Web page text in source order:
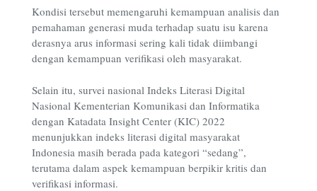
Kondisi tersebut memengaruhi kemampuan analisis dan
pemahaman generasi muda terhadap suatu isu karena
derasnya arus informasi sering kali tidak diimbangi
dengan kemampuan verifikasi oleh masyarakat.
Selain itu, survei nasional Indeks Literasi Digital
Nasional Kementerian Komunikasi dan Informatika
dengan Katadata Insight Center (KIC) 2022
menunjukkan indeks literasi digital masyarakat
Indonesia masih berada pada kategori “sedang”,
terutama dalam aspek kemampuan berpikir kritis dan
verifikasi informasi.